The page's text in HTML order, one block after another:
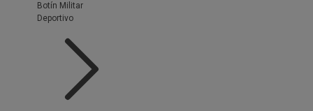
Botín Militar
Deportivo